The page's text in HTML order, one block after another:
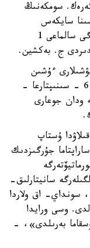
سومكەنىڭ
سايكەس
كەلگەنى ءجون. ريۋكزاگتىڭ بوس كۇيىندەگى سالماعى 1
ج. بەكشين.
1-4 - سىنىپ وقۋشىلارى ءۇشىن
ءاربىر كىتاپتىڭ سالماعى 300 گرامنان، 5-6 - سىنىپتارعا -
گرامنان جانە ودان جوعارى
ۇستاپ
قاتىستى ساراپتاما جۇرگىزدىك
سانيتارلىق-
سونداي- اق ولاردا
وسى ورايدا
بەرىلدى»، -